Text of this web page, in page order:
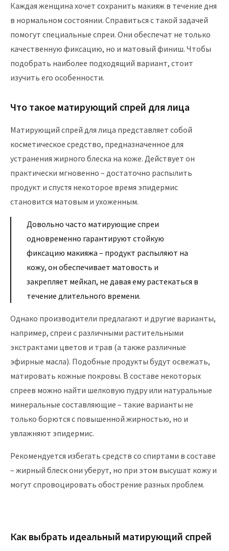
Каждая женщина хочет сохранить макияж в течение дня
в нормальном состоянии. Справиться с такой задачей
помогут специальные спреи. Они обеспечат не только
качественную фиксацию, но и матовый финиш. Чтобы
подобрать наиболее подходящий вариант, стоит
изучить его особенности.
Что такое матирующий спрей для лица
Матирующий спрей для лица представляет собой
косметическое средство, предназначенное для
устранения жирного блеска на коже. Действует он
практически мгновенно – достаточно распылить
продукт и спустя некоторое время эпидермис
становится матовым и ухоженным.
Довольно часто матирующие спреи
одновременно гарантируют стойкую
фиксацию макияжа – продукт распыляют на
кожу, он обеспечивает матовость и
закрепляет мейкап, не давая ему растекаться в
течение длительного времени.
Однако производители предлагают и другие варианты,
например, спреи с различными растительными
экстрактами цветов и трав (а также различные
эфирные масла). Подобные продукты будут освежать,
матировать кожные покровы. В составе некоторых
спреев можно найти шелковую пудру или натуральные
минеральные составляющие – такие варианты не
только борются с повышенной жирностью, но и
увлажняют эпидермис.
Рекомендуется избегать средств со спиртами в составе
– жирный блеск они уберут, но при этом высушат кожу и
могут спровоцировать обострение разных проблем.
Как выбрать идеальный матирующий спрей